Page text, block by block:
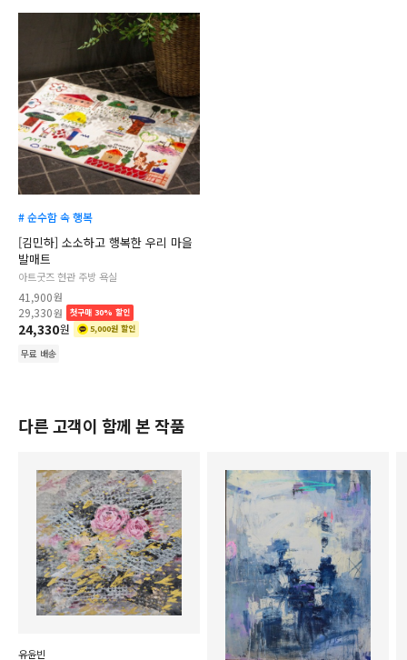
# 순수함 속 행복
[김민하] 소소하고 행복한 우리 마을
발매트
아트굿즈 현관 주방 욕실
41,900원
29,330원 첫구매 30% 할인
24,330원 5,000원 할인
무료 배송
다른 고객이 함께 본 작품
유윤빈